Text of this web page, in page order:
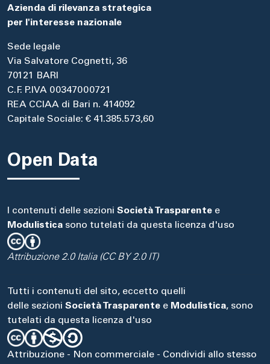
Azienda di rilevanza strategica
per l'interesse nazionale
Sede legale
Via Salvatore Cognetti, 36
70121 BARI
C.F. P.IVA 00347000721
REA CCIAA di Bari n. 414092
Capitale Sociale: € 41.385.573,60
Open Data
I contenuti delle sezioni Società Trasparente e
Modulistica sono tutelati da questa licenza d'uso
Attribuzione 2.0 Italia (CC BY 2.0 IT)
Tutti i contenuti del sito, eccetto quelli
delle sezioni Società Trasparente e Modulistica, sono
tutelati da questa licenza d'uso
Attribuzione - Non commerciale - Condividi allo stesso